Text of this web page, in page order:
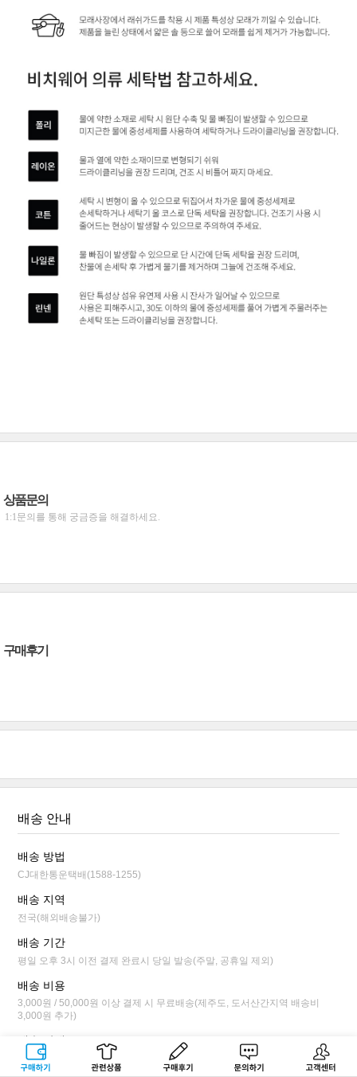
구매하기 관련상품 상품후기 문의하기 고객센터
상품문의
1:1문의를 통해 궁금증을 해결하세요.
구매후기
배송 안내
배송 방법
CJ대한통운택배(1588-1255)
배송 지역
전국(해외배송불가)
배송 기간
평일 오후 3시 이전 결제 완료시 당일 발송(주말, 공휴일 제외)
배송 비용
3,000원 / 50,000원 이상 결제 시 무료배송(제주도, 도서산간지역 배송비
3,000원 추가)
배송 안내
평일 오후 3시 이전 결제 완료시 당일 발송됩니다.